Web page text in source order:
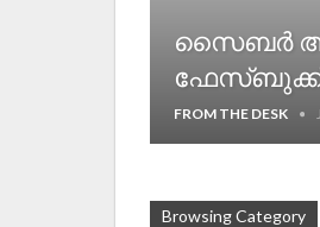
സൈബർ
ഫേസ്ബുക്ക്‌
FROM THE DESK
Browsing Category